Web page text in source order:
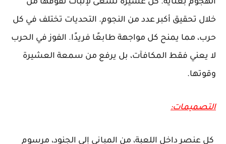
خلال تحقيق أكبر عدد من النجوم. التحديات تختلف في كل
حرب، مما يمنح كل مواجهة طابعًا فريدًا. الفوز في الحرب
لا يعني فقط المكافآت، بل يرفع من سمعة العشيرة
وقوتها.
التصميمات:
كل عنصر داخل اللعبة، من المباني إلى الجنود، مرسوم